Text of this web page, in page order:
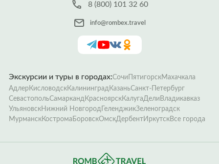
8 (800) 101 32 60
info@rombex.travel
Экскурсии и туры в городах:Сочи ПятигорскМахачкала
Адлер КисловодскКалининградКазаньСанкт-Петербург
СевастопольСамаркандКрасноярскКалугаДели Владикавказ
УльяновскНижний НовгородГеленджикЗеленоградск
МурманскКострома БоровскОмскДербентИркутскВсе города